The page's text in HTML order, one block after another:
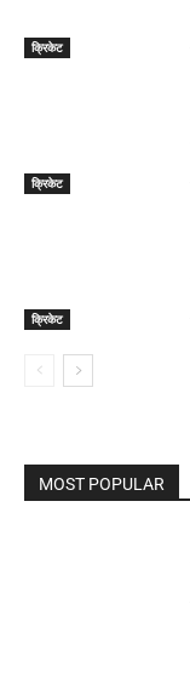
क्रिकेट
क्रिकेट
क्रिकेट
MOST POPULAR